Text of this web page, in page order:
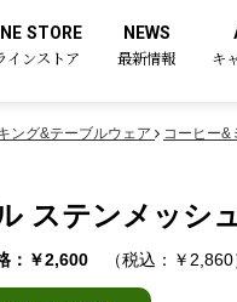
STORE
インストア
NEWS
最新情報 キ
ング&テーブルウェア コーヒー&
ステンメッシ
：￥2,600 （税込：￥2,860